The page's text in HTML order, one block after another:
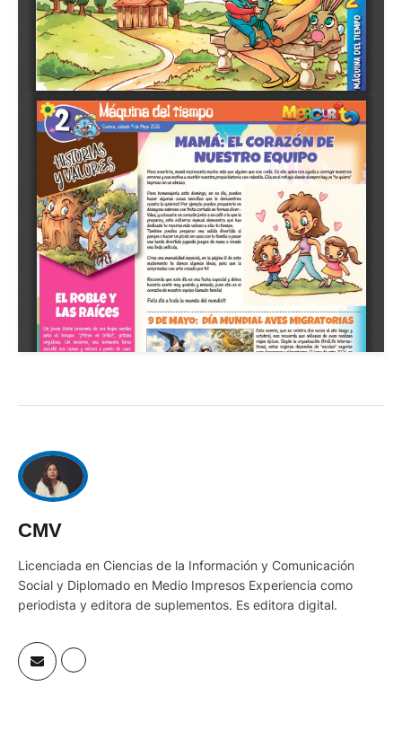
CMV
Licenciada en Ciencias de la Información y Comunicación
Social y Diplomado en Medio Impresos Experiencia como
periodista y editora de suplementos. Es editora digital.